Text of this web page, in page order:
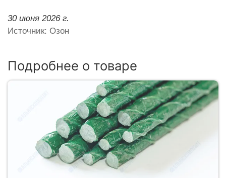
30 июня 2026 г.
Источник: Озон
Подробнее о товаре